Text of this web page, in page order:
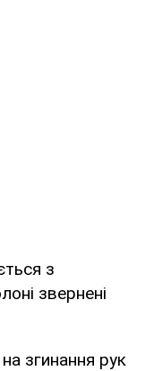
з
звернені
згинання рук